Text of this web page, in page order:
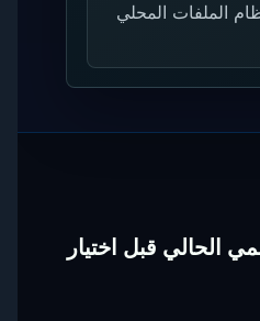
الملفات المحلي
الحالي قبل اختيار